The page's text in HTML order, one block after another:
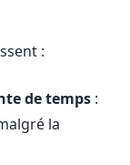
:
de temps :
la